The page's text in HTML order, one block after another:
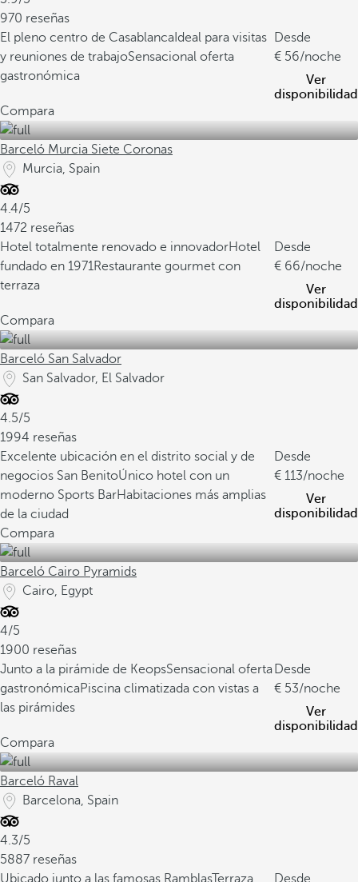
970 reseñas
El pleno centro de Casablanca Ideal para visitas
y reuniones de trabajoSensacional oferta
gastronómica
Desde
56/noche
Ver
disponibilidad
Compara
Barceló Murcia Siete Coronas
Murcia, Spain
4.4/5
1472 reseñas
Hotel totalmente renovado e innovadorHotel
fundado en 1971Restaurante gourmet con
terraza
Desde
66/noche
Ver
disponibilidad
Compara
Barceló San Salvador
San Salvador, El Salvador
4.5/5
1994 reseñas
Excelente ubicación en el distrito social y de
negocios San BenitoÚnico hotel con un
moderno Sports BarHabitaciones más amplias
de la ciudad
Desde
113/noche
Ver
disponibilidad
Compara
Barceló Cairo Pyramids
Cairo, Egypt
4/5
1900 reseñas
Junto a la pirámide de KeopsSensacional oferta
gastronómicaPiscina climatizada con vistas a
las pirámides
Desde
53/noche
Ver
disponibilidad
Compara
Barceló Raval
Barcelona, Spain
4.3/5
5887 reseñas
Ubicado junto a las famosas RamblasTerraza Desde